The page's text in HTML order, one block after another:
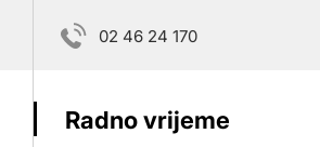
02 46 24 170
Radno vrijeme